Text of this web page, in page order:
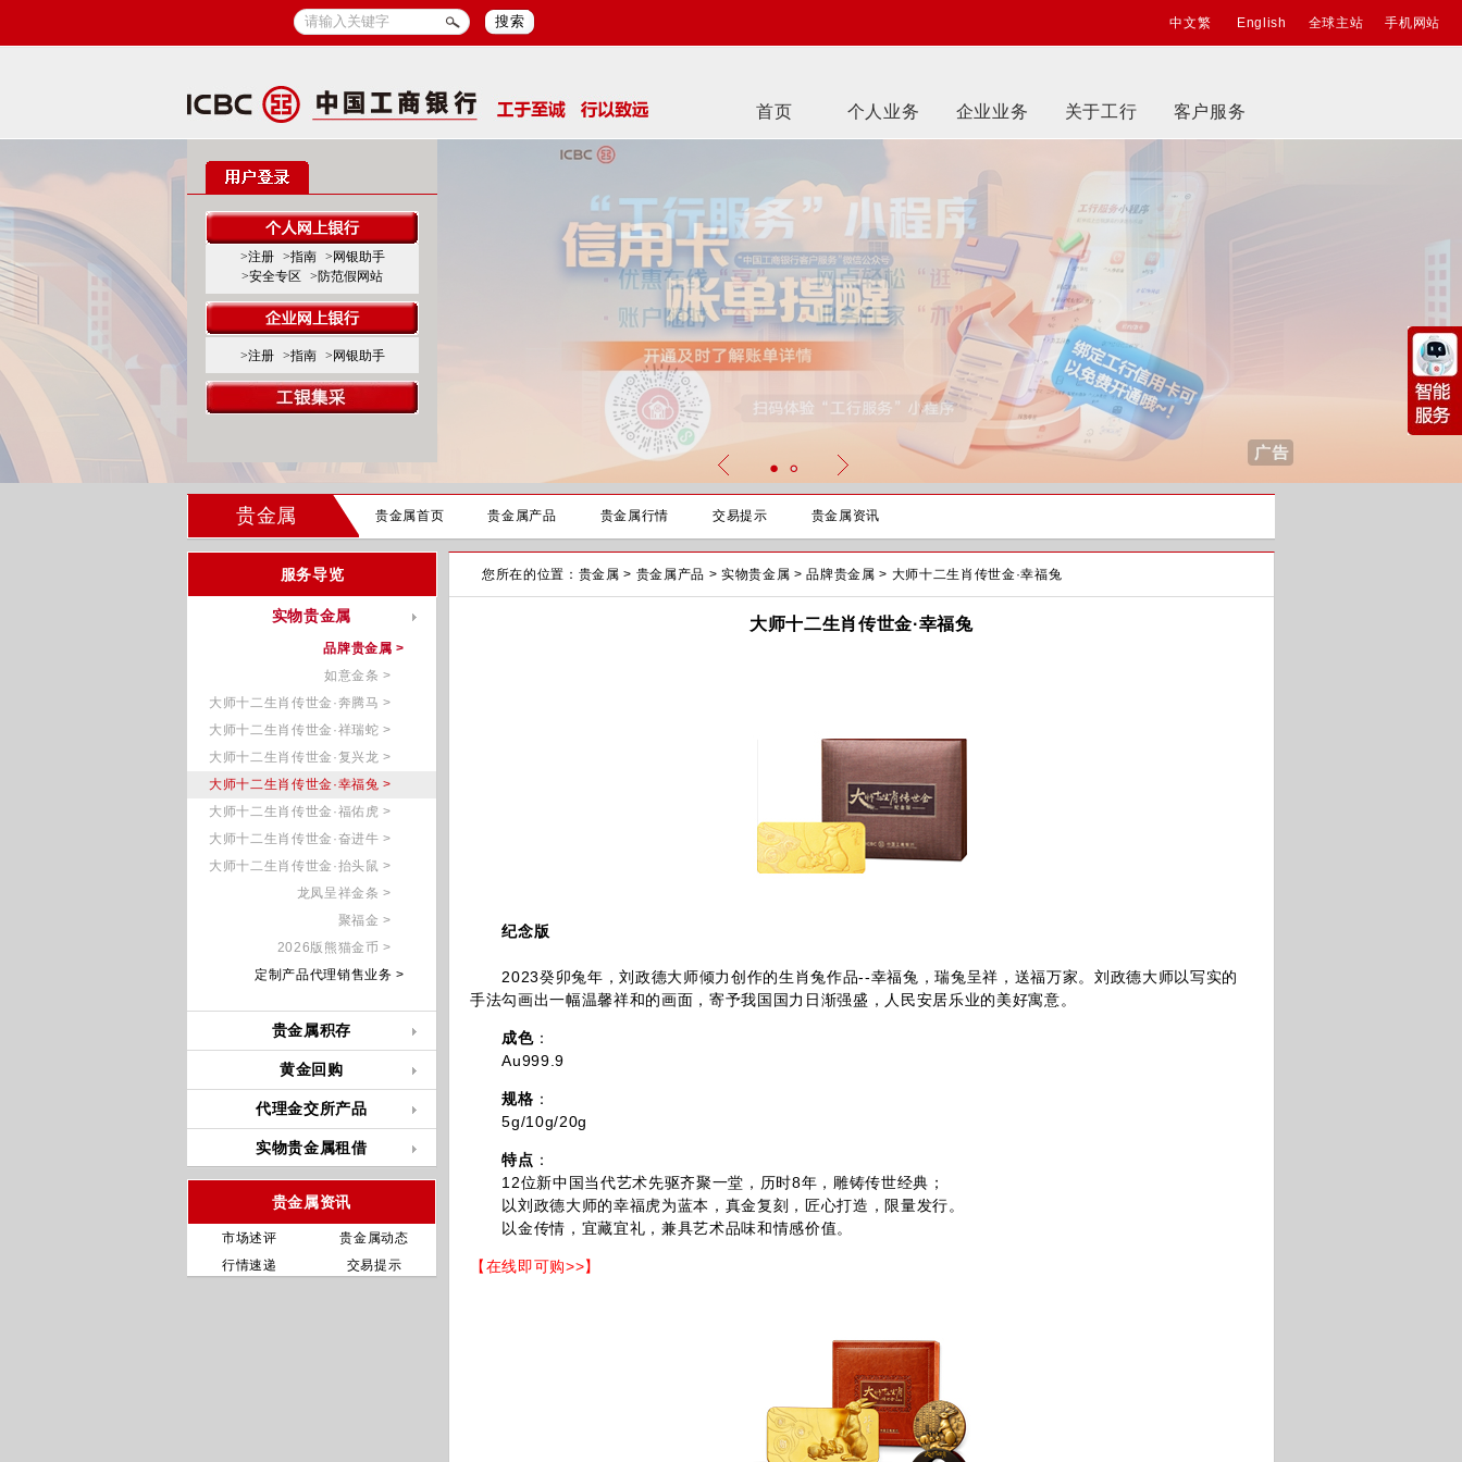
搜索 中文繁 English 全球主站 手机网站
首页 个人业务 企业业务 关于工行 客户服务
>注册 >指南
>网银助手
>安全专区
>防范假网站
>注册 >指南 >网银助手
贵金属 贵金属首页 贵金属产品 贵金属行情 交易提示 贵金属资讯
服务导览
实物贵金属
品牌贵金属 >
如意金条 >
大师十二生肖传世金·奔腾马 >
大师十二生肖传世金·祥瑞蛇 >
大师十二生肖传世金·复兴龙 >
大师十二生肖传世金·幸福兔 >
大师十二生肖传世金·福佑虎 >
大师十二生肖传世金·奋进牛 >
大师十二生肖传世金·抬头鼠 >
龙凤呈祥金条 >
聚福金 >
2026版熊猫金币 >
定制产品代理销售业务 >
贵金属积存
黄金回购
代理金交所产品
实物贵金属租借
贵金属资讯
市场述评
贵金属动态
行情速递
交易提示
您所在的位置： 贵金属 > 贵金属产品 >实物贵金属 >品牌贵金属 > 大师十二生肖传世金·幸福兔
大师十二生肖传世金·幸福兔
纪念版
2023癸卯兔年，刘政德大师倾力创作的生肖兔作品--幸福兔，瑞兔呈祥，送福万家。刘政德大师以写实的
手法勾画出一幅温馨祥和的画面，寄予我国国力日渐强盛，人民安居乐业的美好寓意。
成色：
Au999.9
规格 ：
5g/10g/20g
特点 ：
12位新中国当代艺术先驱齐聚一堂，历时8年，雕铸传世经典；
以刘政德大师的幸福虎为蓝本，真金复刻，匠心打造，限量发行。
以金传情，宜藏宜礼，兼具艺术品味和情感价值。
【在线即可购>>】